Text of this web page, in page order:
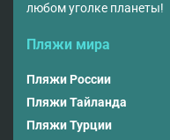
любом уголке планеты!
Пляжи мира
Пляжи России
Пляжи Тайланда
Пляжи Турции